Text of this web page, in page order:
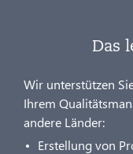
Das
Wir unterstützen
Ihrem
andere Länder:
Erstellung von